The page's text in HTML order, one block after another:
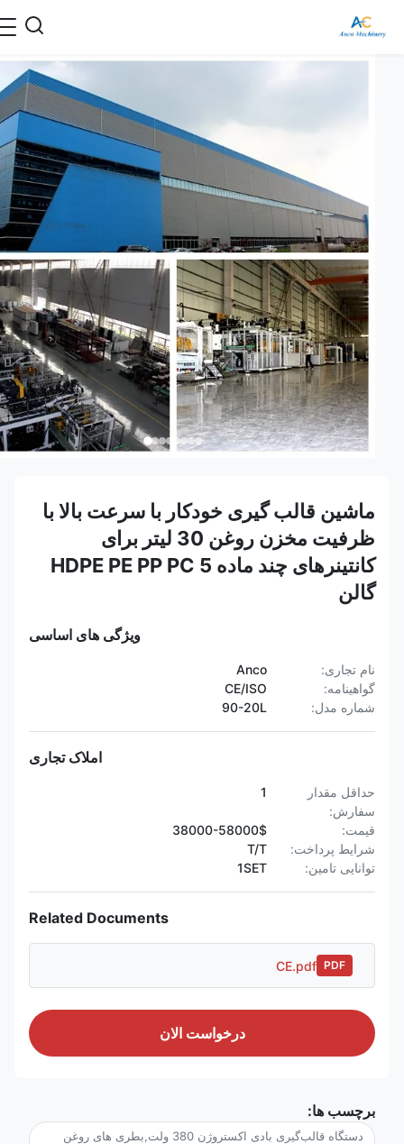
ماشین قالب گیری خودکار با سرعت بالا با
ظرفیت مخزن روغن 30 لیتر برای
کانتینرهای چند ماده HDPE PE PP PC 5
گالن
ویژگی های اساسی
نام تجاری:
Anco
گواهینامه:
CE/ISO
شماره مدل:
90-20L
املاک تجاری
حداقل مقدار
سفارش:
قیمت:
38000-58000$
شرایط پرداخت:
T/T
توانایی تامین:
1SET
Related Documents
CE.pdf
درخواست الان
برچسب ها:
دستگاه قالب‌گیری بادی اکستروژن 380 ولت,بطری های روغن